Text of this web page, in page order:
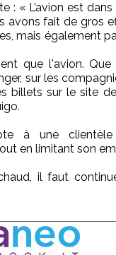
: « L’avion est
avons fait de gros
mais également
que l'avion.
sur les
billets sur le site
à une
en limitant son
il faut